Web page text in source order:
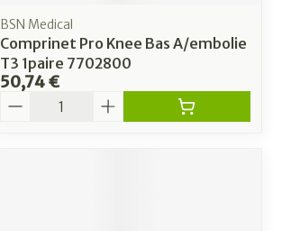
BSN Medical
Comprinet Pro Knee Bas A/embolie
T3 1paire 7702800
50,74 €
Quantité